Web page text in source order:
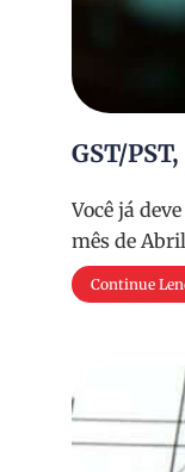
GST/
Você já
mês de
Continue